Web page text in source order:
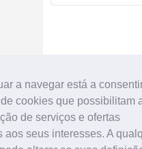
a navegar está a
cookies que possibilitam
de serviços e ofertas
aos seus interesses. A
Receba novidades
Categorias de